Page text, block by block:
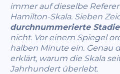
immer auf dieselbe
Hamilton-Skala. Sieben
durchnummerierte
nicht. Vor einem Spiegel
halben Minute ein. Genau
erklärt, warum die Skala
Jahrhundert überlebt.